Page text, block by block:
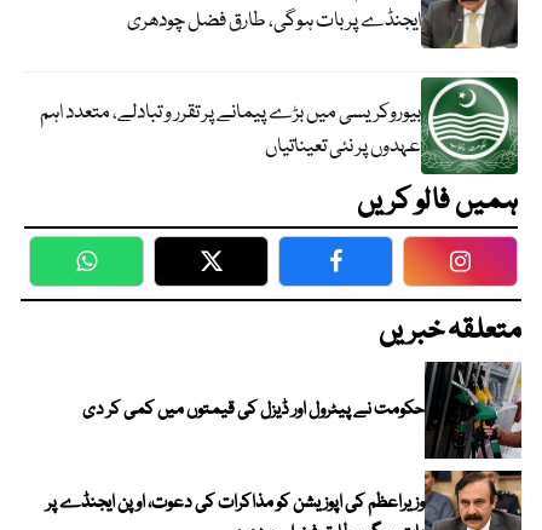
ایجنڈے پر بات ہوگی، طارق فضل چودھری
بیوروکریسی میں بڑے پیمانے پر تقرر و تبادلے، متعدد اہم
عہدوں پر نئی تعیناتیاں
ہمیں فالو کریں
WhatsApp Twitter Facebook
متعلقہ خبریں
حکومت نے پیٹرول اور ڈیزل کی قیمتوں میں کمی کر دی
وزیراعظم کی اپوزیشن کو مذاکرات کی دعوت، اوپن ایجنڈے پر